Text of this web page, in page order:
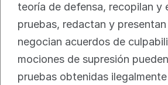
teoría de defensa, recopilan y
pruebas, redactan y
negocian acuerdos de
mociones de supresión
pruebas obtenidas